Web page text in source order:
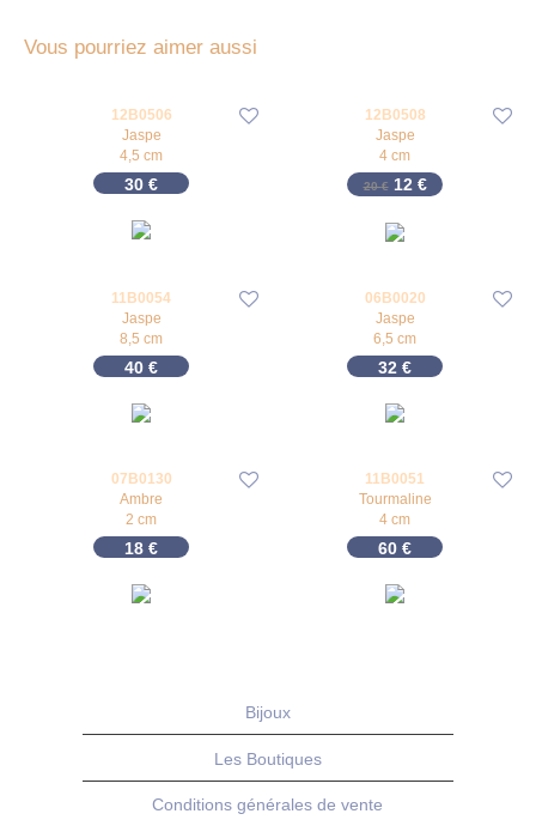
Vous pourriez aimer aussi
12B0506
Jaspe
4,5 cm
30 €
12B0508
Jaspe
4 cm
20€ Le prix initial était
12 €Le prix actuel
11B0054
Jaspe
8,5 cm
40 €
06B0020
Jaspe
6,5 cm
32 €
07B0130
Ambre
2 cm
18 €
11B0051
Tourmaline
4 cm
60 €
Bijoux
Les Boutiques
Conditions générales de vente